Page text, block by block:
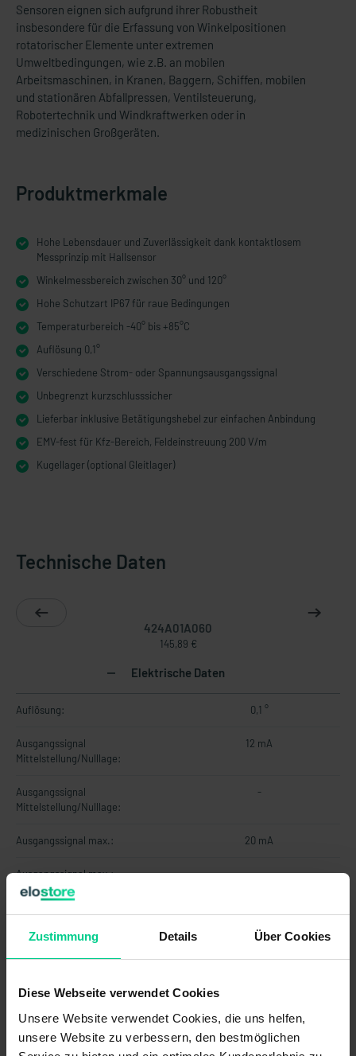
Zustimmung Details Über Cookies
Diese Webseite verwendet Cookies
Unsere Website verwendet Cookies, die uns helfen,
unsere Website zu verbessern, den bestmöglichen
Sensoren eignen sich aufgrund ihrer Robustheit
insbesondere für die Erfassung von Winkelpositionen
rotatorischer Elemente unter extremen
Umweltbedingungen, wie z.B. an mobilen
Arbeitsmaschinen, in Kranen, Baggern, Schiffen, mobilen
und stationären Abfallpressen, Ventilsteuerung,
Robotertechnik und Windkraftwerken oder in
medizinischen Großgeräten.
Produktmerkmale
Hohe Lebensdauer und Zuverlässigkeit dank kontaktlosem
Messprinzip mit Hallsensor
Winkelmessbereich zwischen 30° und 120°
Hohe Schutzart IP67 für raue Bedingungen
Temperaturbereich -40° bis +85°C
Auflösung 0,1°
Verschiedene Strom- oder Spannungsausgangssignal
Unbegrenzt kurzschlusssicher
Lieferbar inklusive Betätigungshebel zur einfachen Anbindung
EMV-fest für Kfz-Bereich, Feldeinstreuung 200 V/m
Kugellager (optional Gleitlager)
Technische Daten
424A01A060
145,89 €
Elektrische Daten
Auflösung: 0,1 °
Ausgangssignal
Mittelstellung/Nulllage:
12 mA
Ausgangssignal
Mittelstellung/Nulllage:
-
Ausgangssignal max.: 20 mA
Ausgangssignal max.: -
Ausgangssignal min.: -
Betriebsspannung max.: 30 V DC